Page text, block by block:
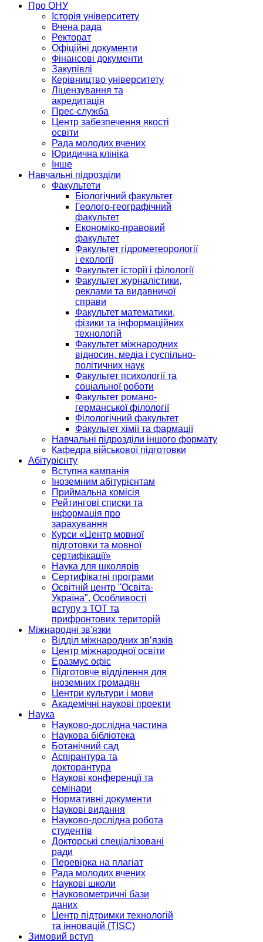
Про ОНУ
Історія університету
Вчена рада
Ректорат
Офіційні документи
Фінансові документи
Закупівлі
Керівництво університету
Ліцензування та
акредитація
Прес-служба
Центр забезпечення якості
освіти
Рада молодих вчених
Юридична клініка
Інше
Навчальні підрозділи
Факультети
Біологічний факультет
Геолого-географічний
факультет
Економіко-правовий
факультет
Факультет гідрометеорології
і екології
Факультет історії і філології
Факультет журналістики,
реклами та видавничої
справи
Факультет математики,
фізики та інформаційних
технологій
Факультет міжнародних
відносин, медіа і суспільно-
політичних наук
Факультет психології та
соціальної роботи
Факультет романо-
германської філології
Філологічний факультет
Факультет хімії та фармації
Навчальні підрозділи іншого формату
Кафедра військової підготовки
Абітурієнту
Вступна кампанія
Іноземним абітурієнтам
Приймальна комісія
Рейтингові списки та
інформація про
зарахування
Курси «Центр мовної
підготовки та мовної
сертифікації»
Наука для школярів
Сертифікатні програми
Освітній центр "Освіта-
Україна". Особливості
вступу з ТОТ та
прифронтових територій
Міжнародні зв'язки
Відділ міжнародних зв’язків
Центр міжнародної освіти
Еразмус офіс
Підготовче відділення для
іноземних громадян
Центри культури і мови
Академічні наукові проекти
Наука
Науково-дослідна частина
Наукова бібліотека
Ботанічний сад
Аспірантура та
докторантура
Наукові конференції та
семінари
Нормативні документи
Наукові видання
Науково-дослідна робота
студентів
Докторські спеціалізовані
ради
Перевірка на плагіат
Рада молодих вчених
Наукові школи
Науковометричні бази
даних
Центр підтримки технологій
та інновацій (TISC)
Зимовий вступ